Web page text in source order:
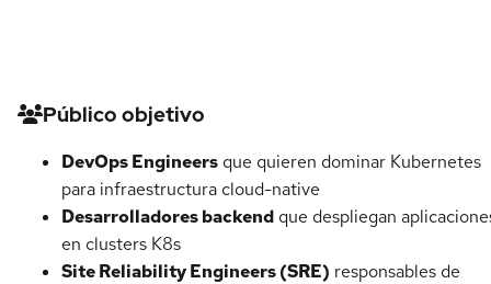
Detalles del curso
Público objetivo
DevOps Engineers que quieren dominar Kubernetes
para infraestructura cloud-native
Desarrolladores backend que despliegan
en clusters K8s
Site Reliability Engineers (SRE) responsables de